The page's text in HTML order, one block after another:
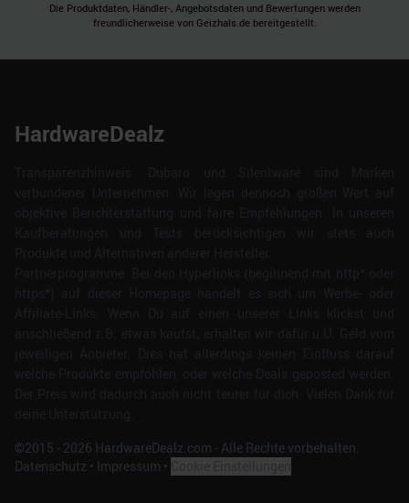
Die Produktdaten, Händler-, Angebotsdaten und Bewertungen werden
freundlicherweise von Geizhals.de bereitgestellt.
HardwareDealz
©2015 - 2026 HardwareDealz.com - Alle Rechte vorbehalten.
Datenschutz • Impressum •